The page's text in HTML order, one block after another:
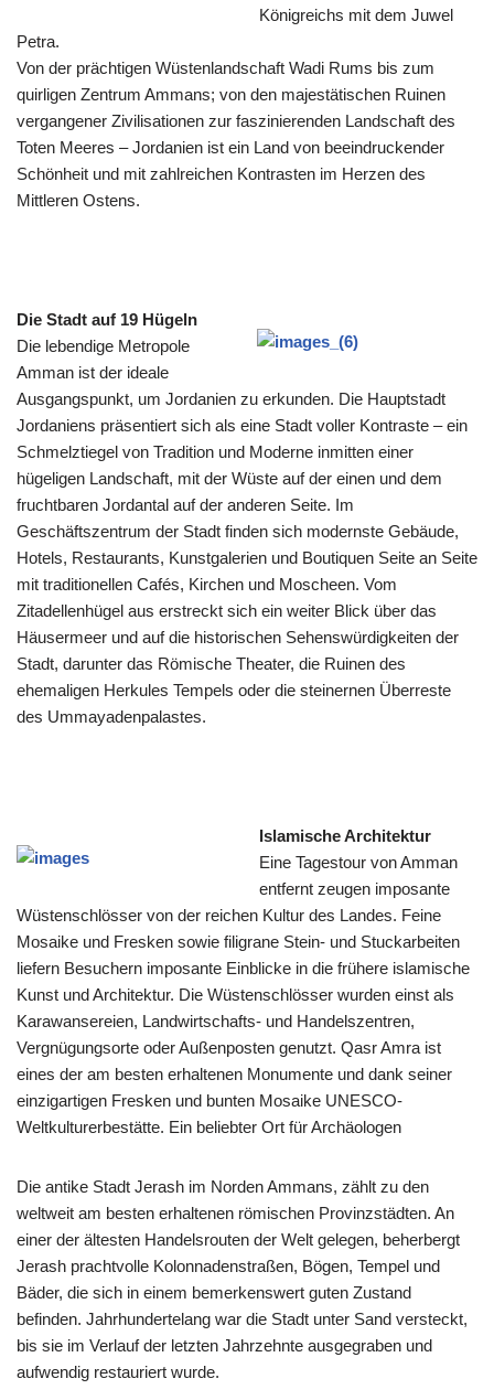
Königreichs mit dem Juwel
Petra.
Von der prächtigen Wüstenlandschaft Wadi Rums bis zum
quirligen Zentrum Ammans; von den majestätischen Ruinen
vergangener Zivilisationen zur faszinierenden Landschaft des
Toten Meeres – Jordanien ist ein Land von beeindruckender
Schönheit und mit zahlreichen Kontrasten im Herzen des
Mittleren Ostens.
Die Stadt auf 19 Hügeln
Die lebendige Metropole
Amman ist der ideale
Ausgangspunkt, um Jordanien zu erkunden. Die Hauptstadt
Jordaniens präsentiert sich als eine Stadt voller Kontraste – ein
Schmelztiegel von Tradition und Moderne inmitten einer
hügeligen Landschaft, mit der Wüste auf der einen und dem
fruchtbaren Jordantal auf der anderen Seite. Im
Geschäftszentrum der Stadt finden sich modernste Gebäude,
Hotels, Restaurants, Kunstgalerien und Boutiquen Seite an Seite
mit traditionellen Cafés, Kirchen und Moscheen. Vom
Zitadellenhügel aus erstreckt sich ein weiter Blick über das
Häusermeer und auf die historischen Sehenswürdigkeiten der
Stadt, darunter das Römische Theater, die Ruinen des
ehemaligen Herkules Tempels oder die steinernen Überreste
des Ummayadenpalastes.
Islamische Architektur
Eine Tagestour von Amman
entfernt zeugen imposante
Wüstenschlösser von der reichen Kultur des Landes. Feine
Mosaike und Fresken sowie filigrane Stein- und Stuckarbeiten
liefern Besuchern imposante Einblicke in die frühere islamische
Kunst und Architektur. Die Wüstenschlösser wurden einst als
Karawansereien, Landwirtschafts- und Handelszentren,
Vergnügungsorte oder Außenposten genutzt. Qasr Amra ist
eines der am besten erhaltenen Monumente und dank seiner
einzigartigen Fresken und bunten Mosaike UNESCO-
Weltkulturerbestätte. Ein beliebter Ort für Archäologen
Die antike Stadt Jerash im Norden Ammans, zählt zu den
weltweit am besten erhaltenen römischen Provinzstädten. An
einer der ältesten Handelsrouten der Welt gelegen, beherbergt
Jerash prachtvolle Kolonnadenstraßen, Bögen, Tempel und
Bäder, die sich in einem bemerkenswert guten Zustand
befinden. Jahrhundertelang war die Stadt unter Sand versteckt,
bis sie im Verlauf der letzten Jahrzehnte ausgegraben und
aufwendig restauriert wurde.